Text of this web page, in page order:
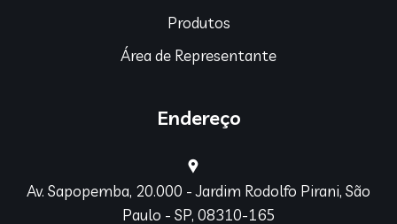
Produtos
Área de Representante
Endereço
Av. Sapopemba, 20.000 - Jardim Rodolfo Pirani, São
Paulo - SP, 08310-165